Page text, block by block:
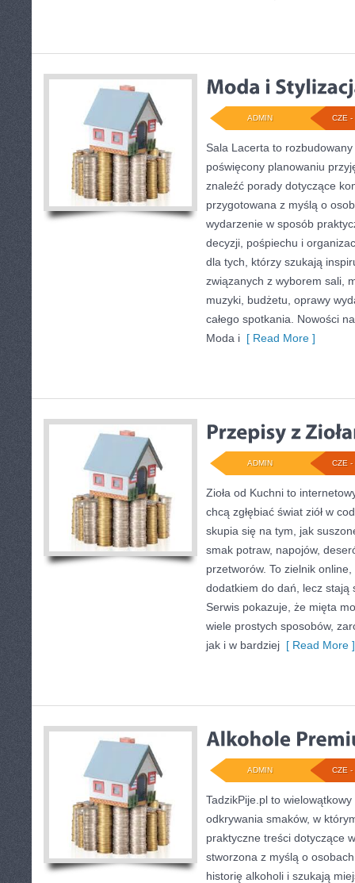
CZE -
ADMIN
Sala Lacerta to
poświęcony planowaniu
znaleźć porady dotyczące
przygotowana z myślą o
wydarzenie w sposób
decyzji, pośpiechu i
dla tych, którzy szukają
związanych z wyborem sali,
muzyki, budżetu, oprawy
całego spotkania. Nowości
Moda i [ Read More ]
CZE -
ADMIN
Zioła od Kuchni to
chcą zgłębiać świat ziół w
skupia się na tym, jak
smak potraw, napojów,
przetworów. To zielnik
dodatkiem do dań, lecz stają
Serwis pokazuje, że mięta
wiele prostych sposobów,
jak i w bardziej [ Read More ]
CZE -
ADMIN
TadzikPije.pl to
odkrywania smaków, w
praktyczne treści dotyczące
stworzona z myślą o
historię alkoholi i szukają